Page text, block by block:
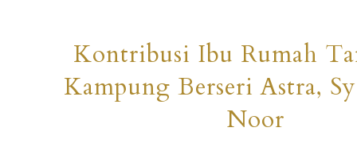
Kontribusi Ibu Rumah
Kampung Berseri Astra,
Noor